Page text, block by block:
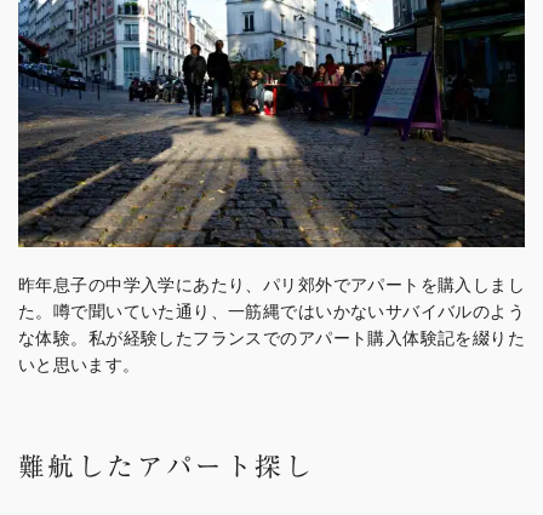
昨年息子の中学入学にあたり、パリ郊外でアパートを購入しまし
た。噂で聞いていた通り、一筋縄ではいかないサバイバルのよう
な体験。私が経験したフランスでのアパート購入体験記を綴りた
いと思います。
難航したアパート探し